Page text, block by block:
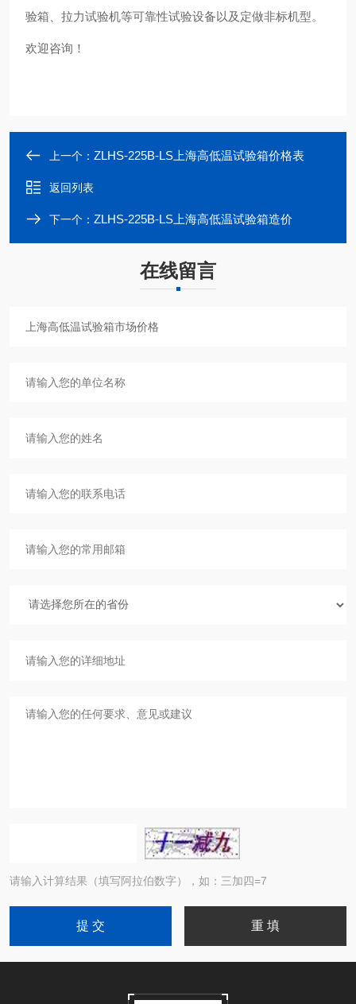
验箱、拉力试验机等可靠性试验设备以及定做非标机型。
欢迎咨询！
上一个： ZLHS-225B-LS上海高低温试验箱价格表
返回列表
下一个： ZLHS-225B-LS上海高低温试验箱造价
在线留言
请输入计算结果（填写阿拉伯数字），如：三加四=7